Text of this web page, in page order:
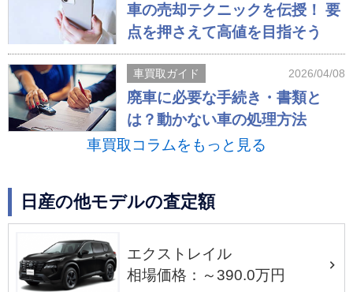
車の売却テクニックを伝授！ 要
点を押さえて高値を目指そう
車買取ガイド 2026/04/08
廃車に必要な手続き・書類と
は？動かない車の処理方法
車買取コラムをもっと見る
日産の他モデルの査定額
エクストレイル
相場価格：～390.0万円